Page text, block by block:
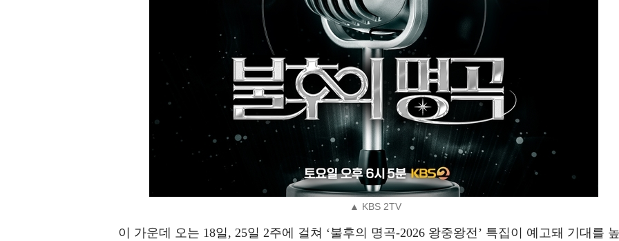
▲ KBS 2TV
이 가운데 오는 18일, 25일 2주에 걸쳐 ‘불후의 명곡-2026 왕중왕전’ 특집이 예고돼 기대를